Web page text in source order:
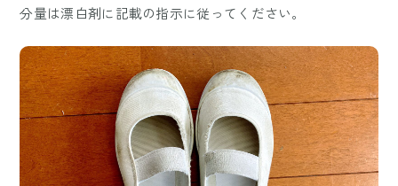
分量は漂白剤に記載の指示に従ってください。